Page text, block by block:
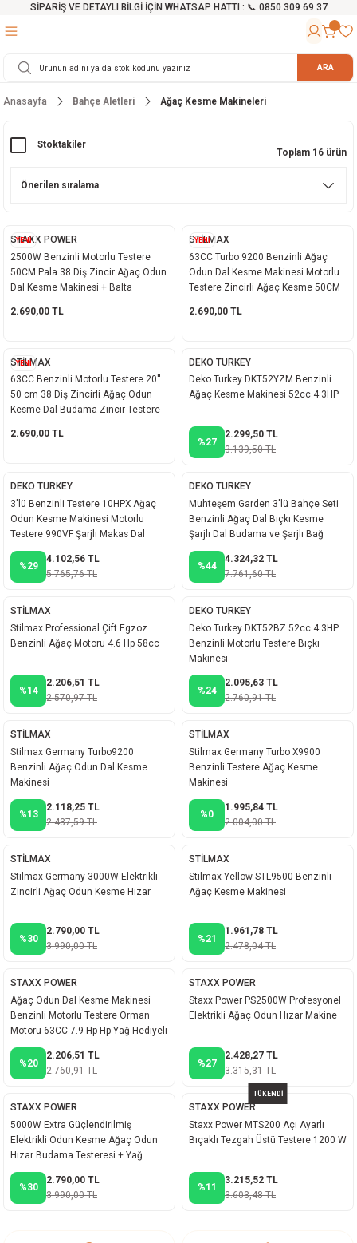
SİPARİŞ VE DETAYLI BİLGİ İÇİN WHATSAP HATTI : 📞 0850 309 69 37
Testereler
Kesme Makineleri
Makinesi
Cihazları
Ekipmanlar
Mikser
Üfleme Makinesi
Pompa
ve Arabalar
Malzemeleri ARA
Anasayfa Bahçe Aletleri Ağaç Kesme Makineleri
Stoktakiler
Toplam 16 ürün
YENİ
STAXX POWER
2500W Benzinli Motorlu Testere
50CM Pala 38 Diş Zincir Ağaç Odun
Dal Kesme Makinesi + Balta
2.690,00 TL
YENİ
STİLMAX
63CC Turbo 9200 Benzinli Ağaç
Odun Dal Kesme Makinesi Motorlu
Testere Zincirli Ağaç Kesme 50CM
2.690,00 TL
YENİ
STİLMAX
63CC Benzinli Motorlu Testere 20''
50 cm 38 Diş Zincirli Ağaç Odun
Kesme Dal Budama Zincir Testere
2.690,00 TL
DEKO TURKEY
Deko Turkey DKT52YZM Benzinli
Ağaç Kesme Makinesi 52cc 4.3HP
%27
2.299,50 TL
3.139,50 TL
DEKO TURKEY
3'lü Benzinli Testere 10HPX Ağaç
Odun Kesme Makinesi Motorlu
Testere 990VF Şarjlı Makas Dal
Budama
%29
4.102,56 TL
5.765,76 TL
DEKO TURKEY
Muhteşem Garden 3'lü Bahçe Seti
Benzinli Ağaç Dal Bıçkı Kesme
Şarjlı Dal Budama ve Şarjlı Bağ
Makası
%44
4.324,32 TL
7.761,60 TL
STİLMAX
Stilmax Professional Çift Egzoz
Benzinli Ağaç Motoru 4.6 Hp 58cc
%14
2.206,51 TL
2.570,97 TL
DEKO TURKEY
Deko Turkey DKT52BZ 52cc 4.3HP
Benzinli Motorlu Testere Bıçkı
Makinesi
%24
2.095,63 TL
2.760,91 TL
STİLMAX
Stilmax Germany Turbo9200
Benzinli Ağaç Odun Dal Kesme
Makinesi
%13
2.118,25 TL
2.437,59 TL
STİLMAX
Stilmax Germany Turbo X9900
Benzinli Testere Ağaç Kesme
Makinesi
%0
1.995,84 TL
2.004,00 TL
STİLMAX
Stilmax Germany 3000W Elektrikli
Zincirli Ağaç Odun Kesme Hızar
%30
2.790,00 TL
3.990,00 TL
STİLMAX
Stilmax Yellow STL9500 Benzinli
Ağaç Kesme Makinesi
%21
1.961,78 TL
2.478,04 TL
STAXX POWER
Ağaç Odun Dal Kesme Makinesi
Benzinli Motorlu Testere Orman
Motoru 63CC 7.9 Hp Hp Yağ Hediyeli
%20
2.206,51 TL
2.760,91 TL
STAXX POWER
Staxx Power PS2500W Profesyonel
Elektrikli Ağaç Odun Hızar Makine
%27
2.428,27 TL
3.315,31 TL
STAXX POWER
5000W Extra Güçlendirilmiş
Elektrikli Odun Kesme Ağaç Odun
Hızar Budama Testeresi + Yağ
Hediyeli
%30
2.790,00 TL
3.990,00 TL
TÜKENDİ
STAXX POWER
Staxx Power MTS200 Açı Ayarlı
Bıçaklı Tezgah Üstü Testere 1200 W
%11
3.215,52 TL
3.603,48 TL